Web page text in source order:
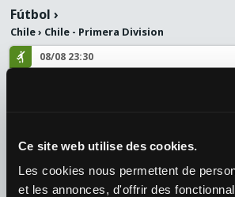
Ce site web utilise des cookies.
Les cookies nous permettent de
et les annonces, d'offrir des
Fútbol ›
Chile› Chile - Primera Division
08/08 23:30
Fútbol
Bulgaria - Parva Liga